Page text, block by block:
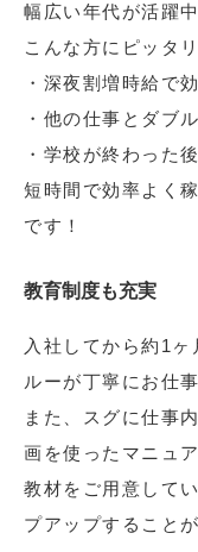
幅広い年代が活躍中
こんな方にピッタリ
・深夜割増時給で
・他の仕事とダブ
・学校が終わった
短時間で効率よく
です！
教育制度も充実
入社してから約1
ルーが丁寧にお仕
また、スグに仕事
画を使ったマニュ
教材をご用意して
プアップすること